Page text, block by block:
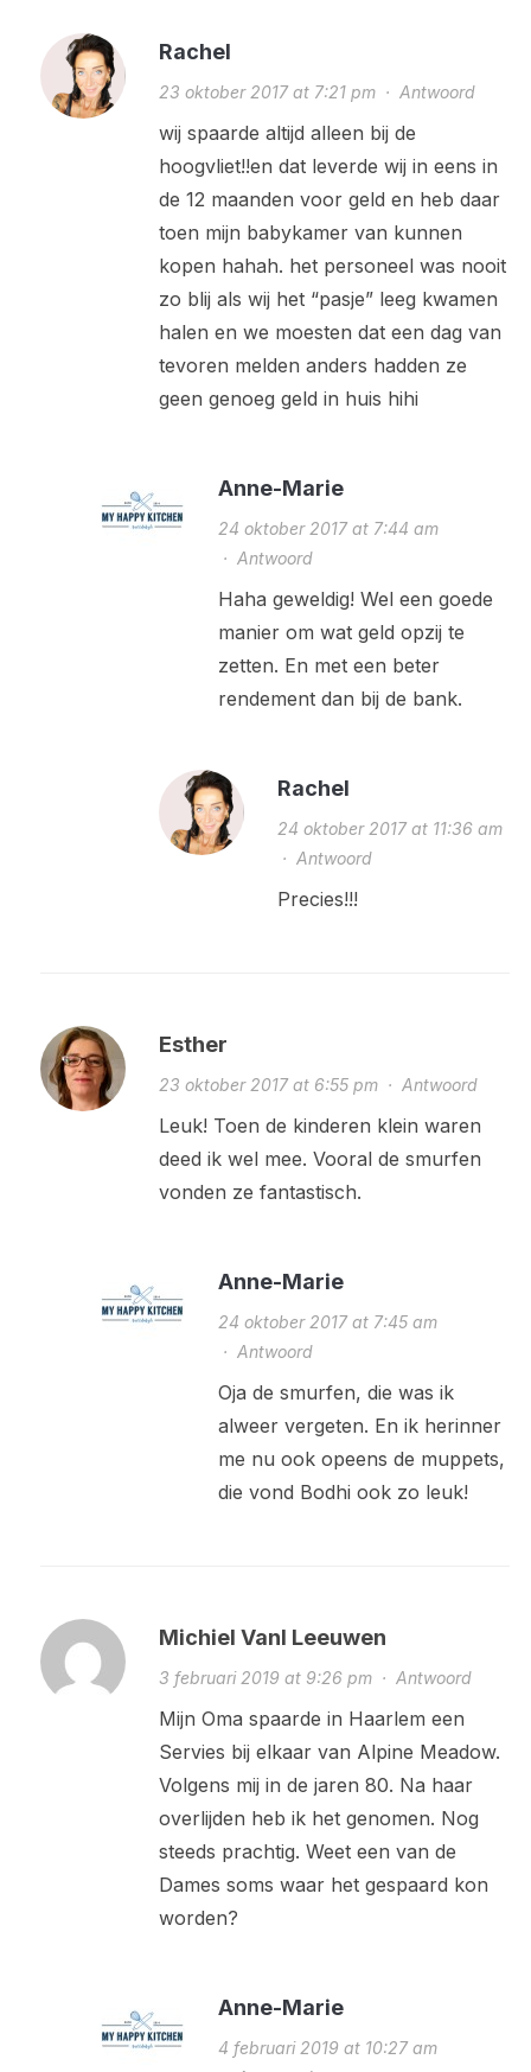
Rachel
23 oktober 2017 at 7:21 pm· Antwoord
wij spaarde altijd alleen bij de
hoogvliet!!en dat leverde wij in eens in
de 12 maanden voor geld en heb daar
toen mijn babykamer van kunnen
kopen hahah. het personeel was nooit
zo blij als wij het “pasje” leeg kwamen
halen en we moesten dat een dag van
tevoren melden anders hadden ze
geen genoeg geld in huis hihi
Anne-Marie
24 oktober 2017 at 7:44 am
· Antwoord
Haha geweldig! Wel een goede
manier om wat geld opzij te
zetten. En met een beter
rendement dan bij de bank.
Rachel
24 oktober 2017 at 11:36 am
· Antwoord
Precies!!!
Esther
23 oktober 2017 at 6:55 pm· Antwoord
Leuk! Toen de kinderen klein waren
deed ik wel mee. Vooral de smurfen
vonden ze fantastisch.
Anne-Marie
24 oktober 2017 at 7:45 am
· Antwoord
Oja de smurfen, die was ik
alweer vergeten. En ik herinner
me nu ook opeens de muppets,
die vond Bodhi ook zo leuk!
Michiel Vanl Leeuwen
3 februari 2019 at 9:26 pm· Antwoord
Mijn Oma spaarde in Haarlem een
Servies bij elkaar van Alpine Meadow.
Volgens mij in de jaren 80. Na haar
overlijden heb ik het genomen. Nog
steeds prachtig. Weet een van de
Dames soms waar het gespaard kon
worden?
Anne-Marie
4 februari 2019 at 10:27 am